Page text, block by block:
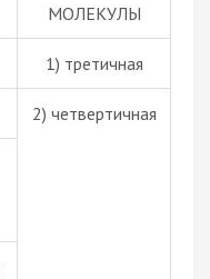
МОЛЕКУЛЫ
1) третичная
2) четвертичная